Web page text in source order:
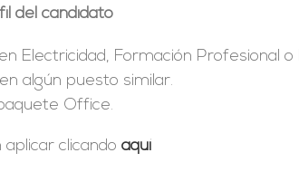
del candidato
Electricidad, Formación Profesional o
algún puesto similar.
Office.
clicando aquí